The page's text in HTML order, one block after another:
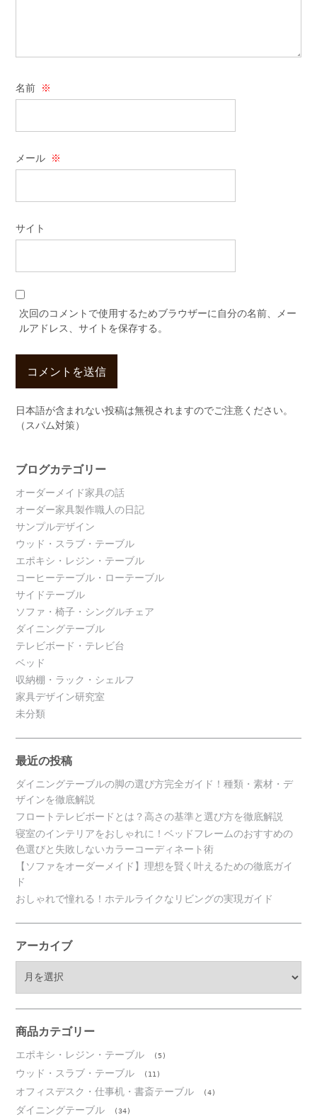
名前 ※
メール ※
サイト
次回のコメントで使用するためブラウザーに自分の名前、メー
ルアドレス、サイトを保存する。
日本語が含まれない投稿は無視されますのでご注意ください。
（スパム対策）
ブログカテゴリー
オーダーメイド家具の話
オーダー家具製作職人の日記
サンプルデザイン
ウッド・スラブ・テーブル
エポキシ・レジン・テーブル
コーヒーテーブル・ローテーブル
サイドテーブル
ソファ・椅子・シングルチェア
ダイニングテーブル
テレビボード・テレビ台
ベッド
収納棚・ラック・シェルフ
家具デザイン研究室
未分類
最近の投稿
ダイニングテーブルの脚の選び方完全ガイド！種類・素材・デ
ザインを徹底解説
フロートテレビボードとは？高さの基準と選び方を徹底解説
寝室のインテリアをおしゃれに！ベッドフレームのおすすめの
色選びと失敗しないカラーコーディネート術
【ソファをオーダーメイド】理想を賢く叶えるための徹底ガイ
ド
おしゃれで憧れる！ホテルライクなリビングの実現ガイド
アーカイブ
ブ
商品カテゴリー
エポキシ・レジン・テーブル (5)
ウッド・スラブ・テーブル (11)
オフィスデスク・仕事机・書斎テーブル (4)
ダイニングテーブル (34)